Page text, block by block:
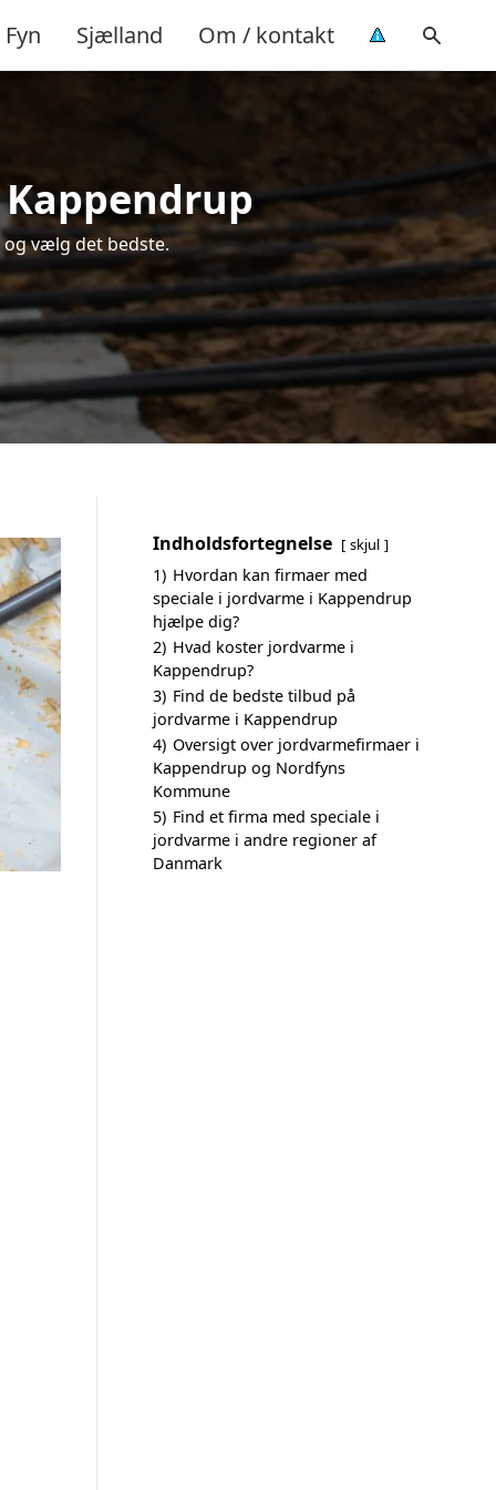
Fyn Sjælland Om / kontakt
vælg det bedste.
Indholdsfortegnelse skjul
1) Hvordan kan firmaer med
speciale i jordvarme i Kappendrup
hjælpe dig?
2) Hvad koster jordvarme i
Kappendrup?
3) Find de bedste tilbud på
jordvarme i Kappendrup
4) Oversigt over jordvarmefirmaer i
Kappendrup og Nordfyns
Kommune
5) Find et firma med speciale i
jordvarme i andre regioner af
Danmark